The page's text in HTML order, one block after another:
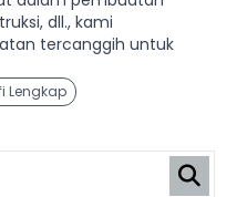
dll., kami
tercanggih untuk
Lengkap